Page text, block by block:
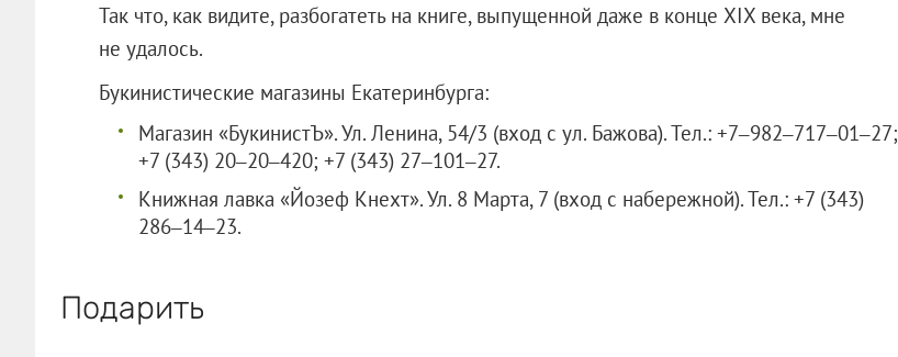
Так что, как видите, разбогатеть на книге, выпущенной даже в конце XIX века, мне
не удалось.
Букинистические магазины Екатеринбурга:
Магазин «БукинистЪ». Ул. Ленина, 54/3 (вход с ул. Бажова). Тел.: +7‒982‒717‒01‒27;
+7 (343) 20‒20‒420; +7 (343) 27‒101‒27.
Книжная лавка «Йозеф Кнехт». Ул. 8 Марта, 7 (вход с набережной). Тел.: +7 (343)
286‒14‒23.
Подарить